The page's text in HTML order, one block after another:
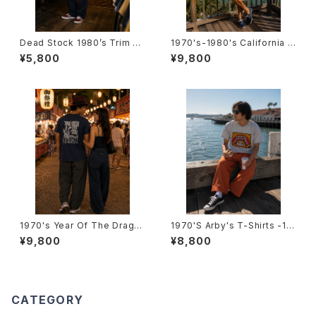
Dead Stock 1980’s Trim T-
Shirts -デッドストック 1980年
代 リンガーTシャツ-
¥5,800
1970's-1980's California T
-Shirts -1970年代～1980年
代 カリフォルニアTシャツ-
¥9,800
1970's Year Of The Drago
n T-Shirts -1970年代 辰年T
シャツ-
¥9,800
1970'S Arby's T-Shirts -19
70年代 アービーズTシャツ-
¥8,800
CATEGORY